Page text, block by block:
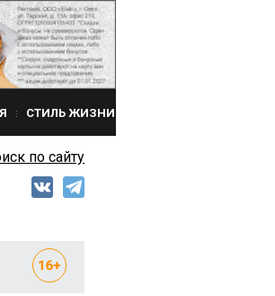
СТИЛЬ ЖИЗНИ
по сайту